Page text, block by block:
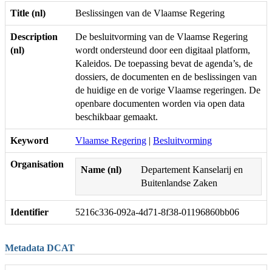
Title (nl) Beslissingen van de Vlaamse Regering
Description
(nl)
De besluitvorming van de Vlaamse Regering
wordt ondersteund door een digitaal platform,
Kaleidos. De toepassing bevat de agenda’s, de
dossiers, de documenten en de beslissingen van
de huidige en de vorige Vlaamse regeringen. De
openbare documenten worden via open data
beschikbaar gemaakt.
Keyword Vlaamse Regering | Besluitvorming
Organisation
Name (nl)
Departement Kanselarij en
Buitenlandse Zaken
Identifier 5216c336-092a-4d71-8f38-01196860bb06
Metadata DCAT